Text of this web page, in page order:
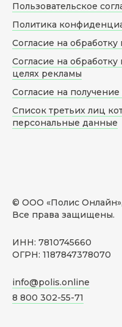
© ООО «Полис
Все права защищены.
ИНН: 7810745660
ОГРН: 1187847378070
info@polis.online
8 800 302-55-71
Пользовательское
Политика
Согласие на
Согласие на
целях рекламы
Согласие на
Список третьих лиц
персональные данные